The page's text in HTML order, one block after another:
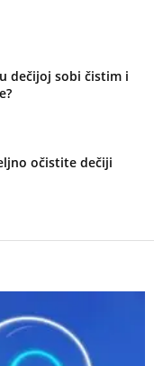
dečijoj sobi čistim i
očistite dečiji